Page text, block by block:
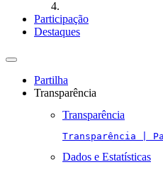
Participação
Destaques
Toggle
navigationPartilha
Transparência
Transparência
Transparência |
Dados e Estatísticas